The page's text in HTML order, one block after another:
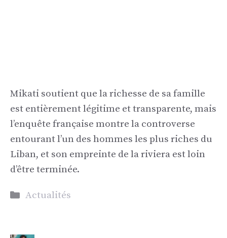
Mikati soutient que la richesse de sa famille
est entièrement légitime et transparente, mais
l’enquête française montre la controverse
entourant l’un des hommes les plus riches du
Liban, et son empreinte de la riviera est loin
d’être terminée.
Catégories
Actualités